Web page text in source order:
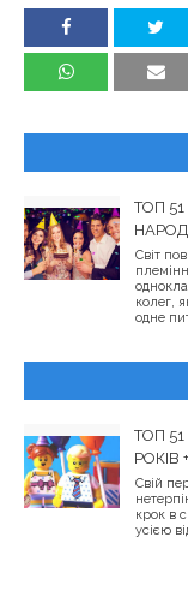
ТОП
Світ
колег,
одне
ТОП
РОКІВ
Свій
крок в
усією